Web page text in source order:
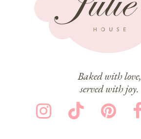
Baked with love,
served with joy.